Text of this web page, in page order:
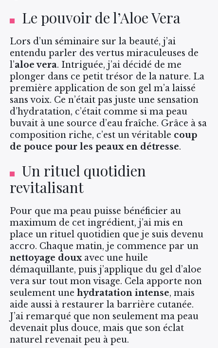
Le pouvoir de l’Aloe Vera
Lors d’un séminaire sur la beauté, j’ai
entendu parler des vertus miraculeuses de
l’aloe vera. Intriguée, j’ai décidé de me
plonger dans ce petit trésor de la nature. La
première application de son gel m’a laissé
sans voix. Ce n’était pas juste une sensation
d’hydratation, c’était comme si ma peau
buvait à une source d’eau fraîche. Grâce à sa
composition riche, c’est un véritable coup
de pouce pour les peaux en détresse.
Un rituel quotidien
revitalisant
Pour que ma peau puisse bénéficier au
maximum de cet ingrédient, j’ai mis en
place un rituel quotidien que je suis devenu
accro. Chaque matin, je commence par un
nettoyage douxavec une huile
démaquillante, puis j’applique du gel d’aloe
vera sur tout mon visage. Cela apporte non
seulement une hydratation intense, mais
aide aussi à restaurer la barrière cutanée.
J’ai remarqué que non seulement ma peau
devenait plus douce, mais que son éclat
naturel revenait peu à peu.